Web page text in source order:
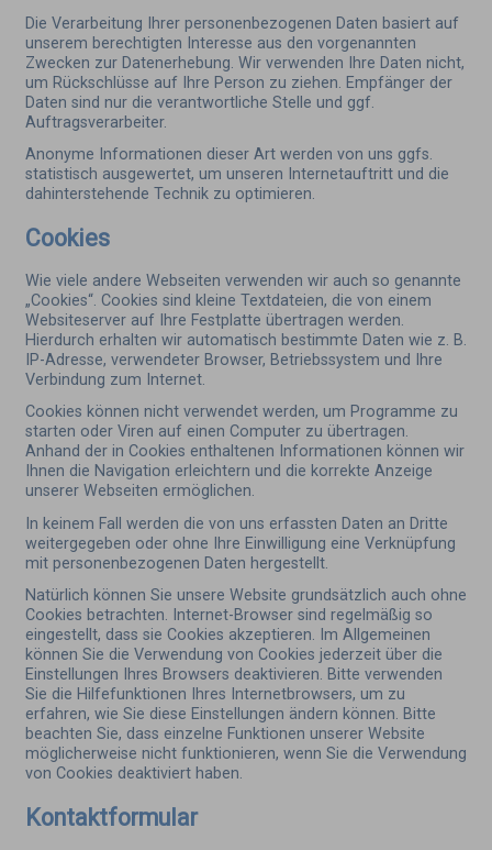
Die Verarbeitung Ihrer personenbezogenen Daten basiert auf
unserem berechtigten Interesse aus den vorgenannten
Zwecken zur Datenerhebung. Wir verwenden Ihre Daten nicht,
um Rückschlüsse auf Ihre Person zu ziehen. Empfänger der
Daten sind nur die verantwortliche Stelle und ggf.
Auftragsverarbeiter.
Anonyme Informationen dieser Art werden von uns ggfs.
statistisch ausgewertet, um unseren Internetauftritt und die
dahinterstehende Technik zu optimieren.
Cookies
Wie viele andere Webseiten verwenden wir auch so genannte
„Cookies“. Cookies sind kleine Textdateien, die von einem
Websiteserver auf Ihre Festplatte übertragen werden.
Hierdurch erhalten wir automatisch bestimmte Daten wie z. B.
IP-Adresse, verwendeter Browser, Betriebssystem und Ihre
Verbindung zum Internet.
Cookies können nicht verwendet werden, um Programme zu
starten oder Viren auf einen Computer zu übertragen.
Anhand der in Cookies enthaltenen Informationen können wir
Ihnen die Navigation erleichtern und die korrekte Anzeige
unserer Webseiten ermöglichen.
In keinem Fall werden die von uns erfassten Daten an Dritte
weitergegeben oder ohne Ihre Einwilligung eine Verknüpfung
mit personenbezogenen Daten hergestellt.
Natürlich können Sie unsere Website grundsätzlich auch ohne
Cookies betrachten. Internet-Browser sind regelmäßig so
eingestellt, dass sie Cookies akzeptieren. Im Allgemeinen
können Sie die Verwendung von Cookies jederzeit über die
Einstellungen Ihres Browsers deaktivieren. Bitte verwenden
Sie die Hilfefunktionen Ihres Internetbrowsers, um zu
erfahren, wie Sie diese Einstellungen ändern können. Bitte
beachten Sie, dass einzelne Funktionen unserer Website
möglicherweise nicht funktionieren, wenn Sie die Verwendung
von Cookies deaktiviert haben.
Kontaktformular